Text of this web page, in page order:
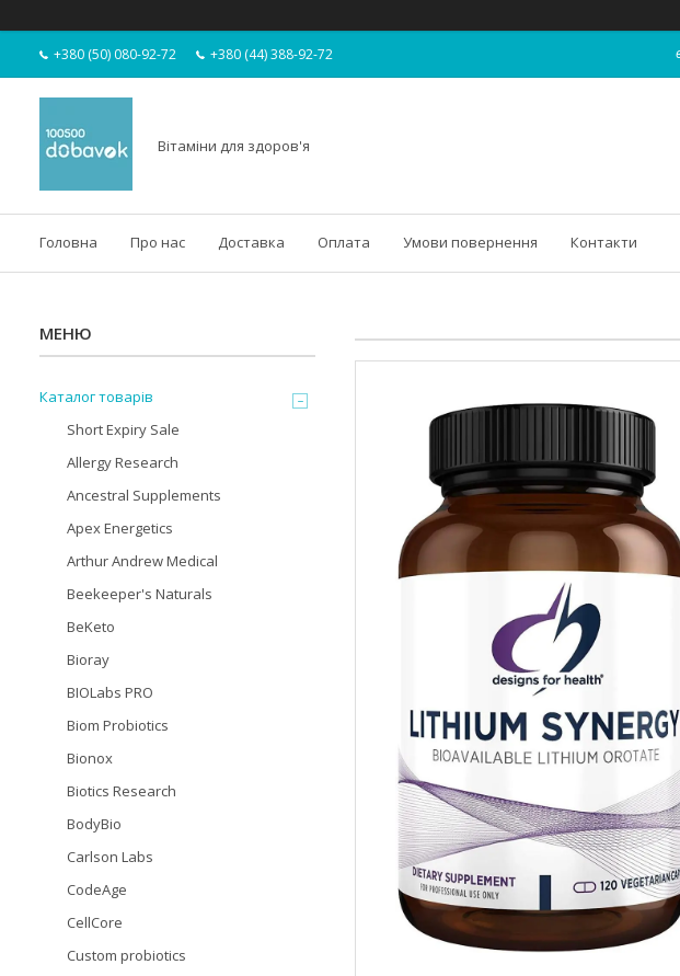
+380 (50) 080-92-72 +380 (44) 388-92-72
Вітаміни для здоров'я
Головна Про нас Доставка Оплата Умови повернення Контакти
Каталог товарів
Short Expiry Sale
Allergy Research
Ancestral Supplements
Apex Energetics
Arthur Andrew Medical
Beekeeper's Naturals
BeKeto
Bioray
BIOLabs PRO
Biom Probiotics
Bionox
Biotics Research
BodyBio
Carlson Labs
CodeAge
CellCore
Custom probiotics